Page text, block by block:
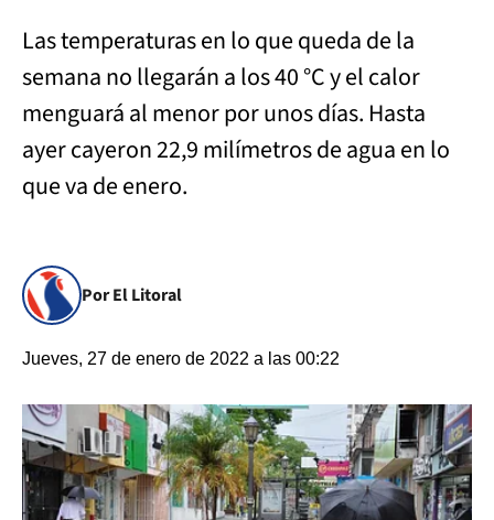
Las temperaturas en lo que queda de la
semana no llegarán a los 40 °C y el calor
menguará al menor por unos días. Hasta
ayer cayeron 22,9 milímetros de agua en lo
que va de enero.
Por El Litoral
Jueves, 27 de enero de 2022 a las 00:22